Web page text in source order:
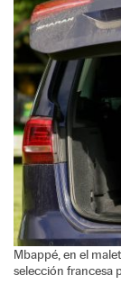
Mbappé, en el
selección francesa